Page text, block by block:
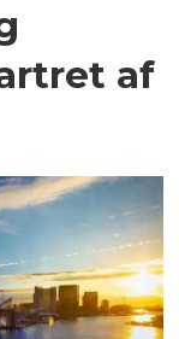
af